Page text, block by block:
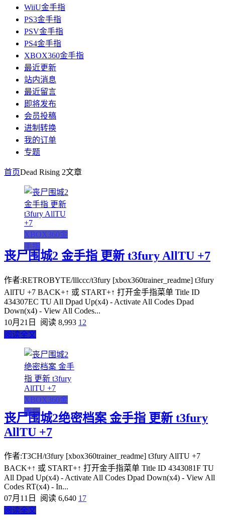
WiiU金手指
PS3金手指
PSV金手指
PS4金手指
XBOX360金手指
最近更新
站内消息
最近留言
即将发布
会员投稿
进制转换
我的订单
专题
首页Dead Rising 2文章
XBOX360金
手指
丧尸围城2 金手指 更新 t3fury AllTU +7
作者:RETROBYTE/lllccc/t3fury [xbox360trainer_readme] t3fury
AllTU +7 BACK+↑ 或 START+↑ 打开金手指菜单 Title ID
434307EC TU All Dpad Up(x4) - Activate All Codes Dpad
Down(x4) - View All Codes...
10月21日
阅读 8,993 12
阅读全文
XBOX360金
手指
丧尸围城2绝密档案 金手指 更新 t3fury
AllTU +7
作者:T3CH/t3fury [xbox360trainer_readme] t3fury AllTU +7
BACK+↑ 或 START+↑ 打开金手指菜单 Title ID 4343081F TU
All Dpad Up(x4) - Activate All Codes Dpad Down(x4) - View All
Codes RT(x4) - In...
07月11日
阅读 6,640 17
阅读全文